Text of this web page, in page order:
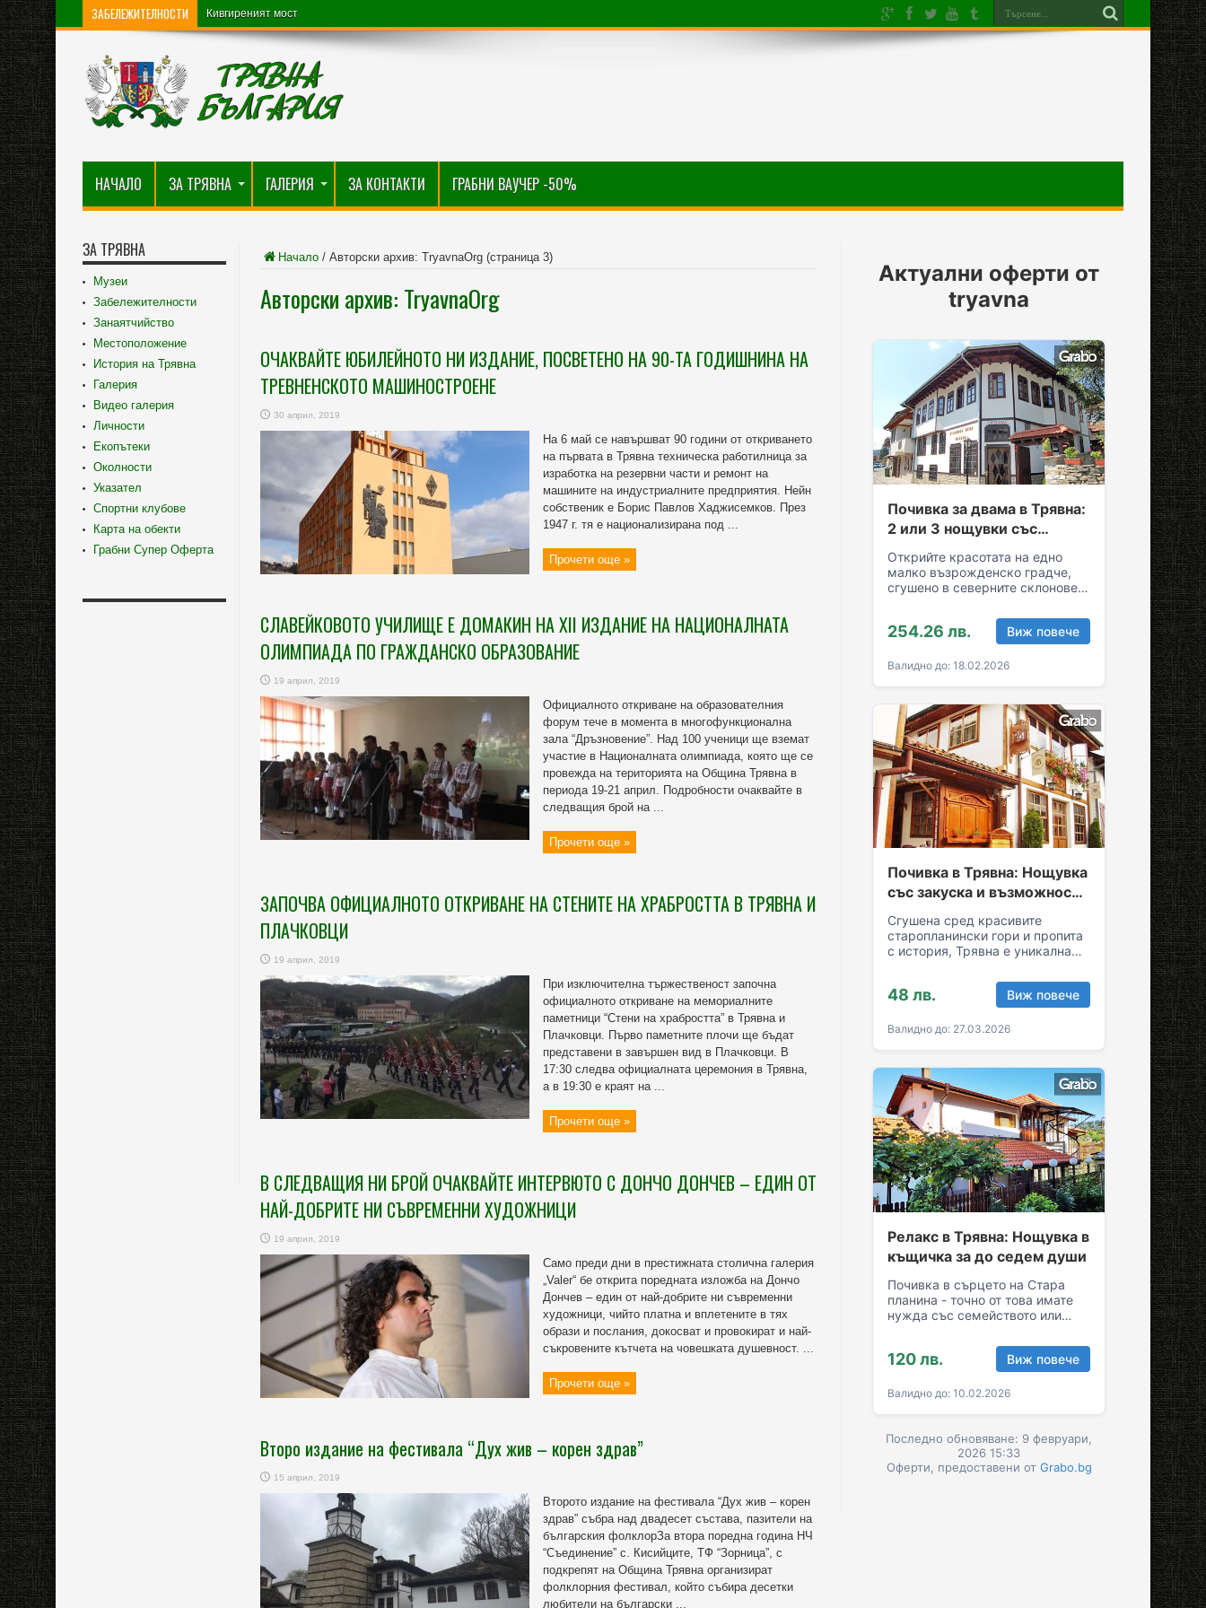
ЗАБЕЛЕЖИТЕЛНОСТИ Кивгиреният мост
НАЧАЛО ЗА ТРЯВНА ГАЛЕРИЯ ЗА КОНТАКТИ ГРАБНИ ВАУЧЕР -50%
Начало / Авторски архив: TryavnaOrg (страница 3)
Авторски архив: TryavnaOrg
ОЧАКВАЙТЕ ЮБИЛЕЙНОТО НИ ИЗДАНИЕ, ПОСВЕТЕНО НА 90-ТА ГОДИШНИНА НА
ТРЕВНЕНСКОТО МАШИНОСТРОЕНЕ
30 април, 2019
На 6 май се навършват 90 години от откриването
на първата в Трявна техническа работилница за
изработка на резервни части и ремонт на
машините на индустриалните предприятия. Нейн
собственик е Борис Павлов Хаджисемков. През
1947 г. тя е национализирана под ...
Прочети още »
СЛАВЕЙКОВОТО УЧИЛИЩЕ Е ДОМАКИН НА XII ИЗДАНИЕ НА НАЦИОНАЛНАТА
ОЛИМПИАДА ПО ГРАЖДАНСКО ОБРАЗОВАНИЕ
19 април, 2019
Официалното откриване на образователния
форум тече в момента в многофункционална
зала “Дръзновение”. Над 100 ученици ще вземат
участие в Националната олимпиада, която ще се
провежда на територията на Община Трявна в
периода 19-21 април. Подробности очаквайте в
следващия брой на ...
Прочети още »
ЗАПОЧВА ОФИЦИАЛНОТО ОТКРИВАНЕ НА СТЕНИТЕ НА ХРАБРОСТТА В ТРЯВНА И
ПЛАЧКОВЦИ
19 април, 2019
При изключителна тържественост започна
официалното откриване на мемориалните
паметници “Стени на храбростта” в Трявна и
Плачковци. Първо паметните плочи ще бъдат
представени в завършен вид в Плачковци. В
17:30 следва официалната церемония в Трявна,
а в 19:30 е краят на ...
Прочети още »
В СЛЕДВАЩИЯ НИ БРОЙ ОЧАКВАЙТЕ ИНТЕРВЮТО С ДОНЧО ДОНЧЕВ – ЕДИН ОТ
НАЙ-ДОБРИТЕ НИ СЪВРЕМЕННИ ХУДОЖНИЦИ
19 април, 2019
Само преди дни в престижната столична галерия
„Valer“ бе открита поредната изложба на Дончо
Дончев – един от най-добрите ни съвременни
художници, чийто платна и вплетените в тях
образи и послания, докосват и провокират и най-
съкровените кътчета на човешката душевност. ...
Прочети още »
Второ издание на фестивала “Дух жив – корен здрав”
15 април, 2019
Второто издание на фестивала “Дух жив – корен
здрав” събра над двадесет състава, пазители на
българския фолклорЗа втора поредна година НЧ
“Съединение” с. Кисийците, ТФ “Зорница”, с
подкрепят на Община Трявна организират
фолклорния фестивал, който събира десетки
любители на български ...
ЗА ТРЯВНА
Музеи
Забележителности
Занаятчийство
Местоположение
История на Трявна
Галерия
Видео галерия
Личности
Екопътеки
Околности
Указател
Спортни клубове
Карта на обекти
Грабни Супер Оферта
Актуални оферти от
tryavna
Почивка за двама в Трявна:
2 или 3 нощувки със
закуски и вечери
Открийте красотата на едно
малко възрожденско градче,
сгушено в северните склонове
комфортен престой в Трявна…
254.26 лв. Виж повече
Валидно до: 18.02.2026
Почивка в Трявна: Нощувка
със закуска и възможност
за обяд и вечеря
Сгушена сред красивите
старопланински гори и пропита
с история, Трявна е уникална
култура! Грабни ваучер за…
48 лв. Виж повече
Валидно до: 27.03.2026
Релакс в Трявна: Нощувка в
къщичка за до седем души
Почивка в сърцето на Стара
планина - точно от това имате
нужда със семейството или
120 лв. Виж повече
Валидно до: 10.02.2026
Последно обновяване: 9 февруари,
2026 15:33
Оферти, предоставени от Grabo.bg